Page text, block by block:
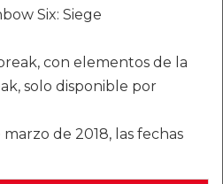
Six: Siege
con elementos de la
solo disponible por
de 2018, las fechas